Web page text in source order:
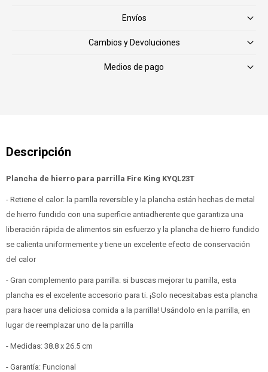
Envíos
Cambios y Devoluciones
Medios de pago
Plancha de hierro para parrilla Fire King KYQL23T
- Retiene el calor: la parrilla reversible y la plancha están hechas de metal
de hierro fundido con una superficie antiadherente que garantiza una
liberación rápida de alimentos sin esfuerzo y la plancha de hierro fundido
se calienta uniformemente y tiene un excelente efecto de conservación
del calor
- Gran complemento para parrilla: si buscas mejorar tu parrilla, esta
plancha es el excelente accesorio para ti. ¡Solo necesitabas esta plancha
para hacer una deliciosa comida a la parrilla! Usándolo en la parrilla, en
lugar de reemplazar uno de la parrilla
- Medidas: 38.8 x 26.5 cm
- Garantía: Funcional